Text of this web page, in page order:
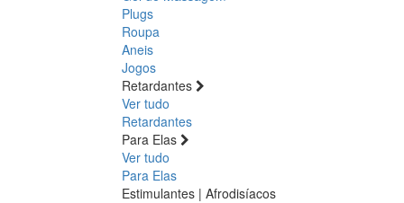
Plugs
Roupa
Aneis
Jogos
Retardantes
Ver tudo
Retardantes
Para Elas
Ver tudo
Para Elas
Estimulantes | Afrodisíacos